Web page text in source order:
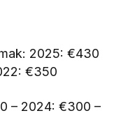
2025: €430
€350
– 2024: €300 –